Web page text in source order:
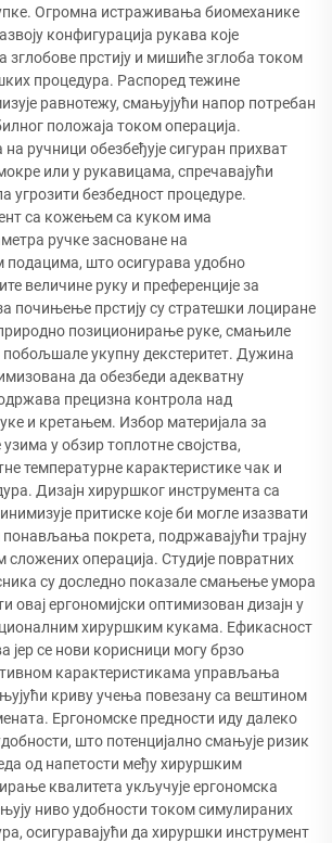
Огромна истраживања биомеханике
конфигурација рукава које
зглобове прстију и мишиће зглоба током
процедура. Распоред тежине
равнотежу, смањујући напор потребан
положаја током операција.
ручници обезбеђује сигуран прихват
или у рукавицама, спречавајући
угрозити безбедност процедуре.
са кожењем са куком има
ручке засноване на
подацима, што осигурава удобно
величине руку и преференције за
почињење прстију су стратешки лоциране
позиционирање руке, смањиле
укупну декстеритет. Дужина
да обезбеди адекватну
прецизна контрола над
и кретањем. Избор материјала за
узима у обзир топлотне својства,
температурне карактеристике чак и
Дизајн хируршког инструмента са
притиске које би могле изазвати
покрета, подржавајући трајну
операција. Студије повратних
су доследно показале смањење умора
овај ергономијски оптимизован дизајн у
хируршким кукама. Ефикасност
јер се нови корисници могу брзо
карактеристикама управљања
криву учења повезану са вештином
Ергономске предности иду далеко
што потенцијално смањује ризик
од напетости међу хируршким
квалитета укључује ергономска
ниво удобности током симулираних
осигуравајући да хируршки инструмент